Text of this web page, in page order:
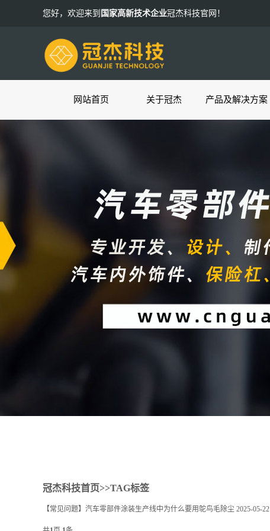
您好，欢迎来到 国家高新技术企业冠杰科技官网！
网站首页 关于冠杰 产品及解决方案
冠杰科技首页>>TAG标签
【常见问题】汽车零部件涂装生产线中为什么要用鸵鸟毛除尘 2025-05-22